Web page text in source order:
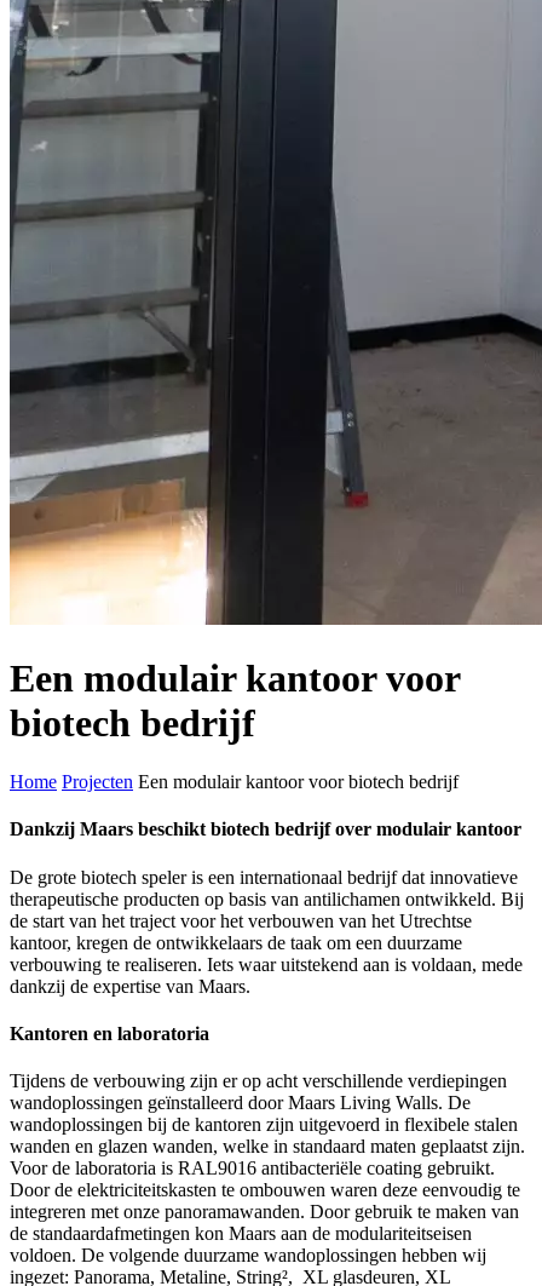
Een modulair kantoor voor
biotech bedrijf
Home Projecten Een modulair kantoor voor biotech bedrijf
Dankzij Maars beschikt biotech bedrijf over modulair kantoor
De grote biotech speler is een internationaal bedrijf dat innovatieve
therapeutische producten op basis van antilichamen ontwikkeld. Bij
de start van het traject voor het verbouwen van het Utrechtse
kantoor, kregen de ontwikkelaars de taak om een duurzame
verbouwing te realiseren. Iets waar uitstekend aan is voldaan, mede
dankzij de expertise van Maars.
Kantoren en laboratoria
Tijdens de verbouwing zijn er op acht verschillende verdiepingen
wandoplossingen geïnstalleerd door Maars Living Walls. De
wandoplossingen bij de kantoren zijn uitgevoerd in flexibele stalen
wanden en glazen wanden, welke in standaard maten geplaatst zijn.
Voor de laboratoria is RAL9016 antibacteriële coating gebruikt.
Door de elektriciteitskasten te ombouwen waren deze eenvoudig te
integreren met onze panoramawanden. Door gebruik te maken van
de standaardafmetingen kon Maars aan de modulariteitseisen
voldoen. De volgende duurzame wandoplossingen hebben wij
ingezet: Panorama, Metaline, String², XL glasdeuren, XL